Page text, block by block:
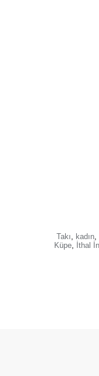
Takı, kadın,
Küpe, İthal